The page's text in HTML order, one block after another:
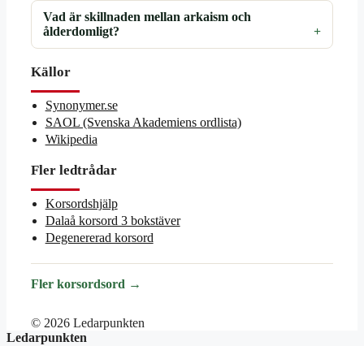
Vad är skillnaden mellan arkaism och
ålderdomligt?
Källor
Synonymer.se
SAOL (Svenska Akademiens ordlista)
Wikipedia
Fler ledtrådar
Korsordshjälp
Dalaå korsord 3 bokstäver
Degenererad korsord
Fler korsordsord →
© 2026 Ledarpunkten
Ledarpunkten